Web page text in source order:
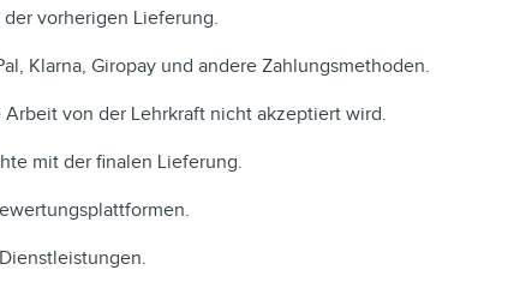
vorherigen Lieferung.
Klarna, Giropay und andere Zahlungsmethoden.
von der Lehrkraft nicht akzeptiert wird.
mit der finalen Lieferung.